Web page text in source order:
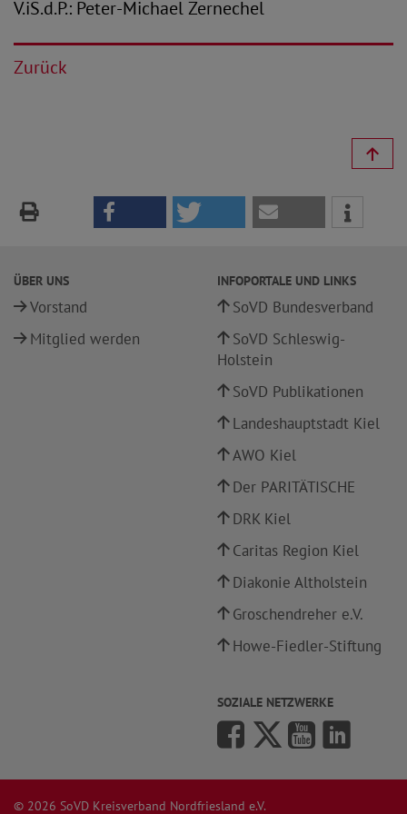
V.iS.d.P.: Peter-Michael Zernechel
Zurück
ÜBER UNS
Vorstand
Mitglied werden
INFOPORTALE UND LINKS
SoVD Bundesverband
SoVD Schleswig-
Holstein
SoVD Publikationen
Landeshauptstadt Kiel
AWO Kiel
Der PARITÄTISCHE
DRK Kiel
Caritas Region Kiel
Diakonie Altholstein
Groschendreher e.V.
Howe-Fiedler-Stiftung
SOZIALE NETZWERKE
© 2026 SoVD Kreisverband Nordfriesland e.V.